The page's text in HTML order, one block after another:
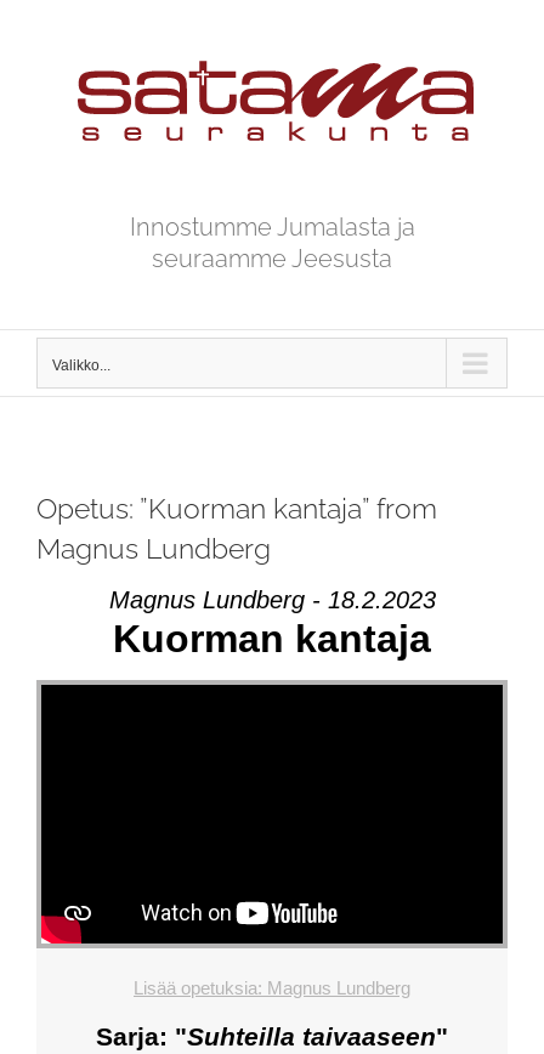
Innostumme Jumalasta ja
seuraamme Jeesusta
Valikko...
Opetus: ”Kuorman kantaja” from
Magnus Lundberg
Magnus Lundberg - 18.2.2023
Kuorman kantaja
Lisää opetuksia: Magnus Lundberg
Sarja: "Suhteilla taivaaseen"